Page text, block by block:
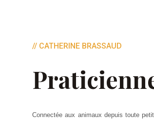
// CATHERINE BRASSAUD
Connectée aux animaux depuis toute